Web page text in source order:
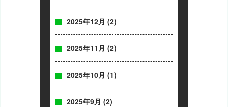
2025年12月 (2)
2025年11月 (2)
2025年10月 (1)
2025年9月 (2)